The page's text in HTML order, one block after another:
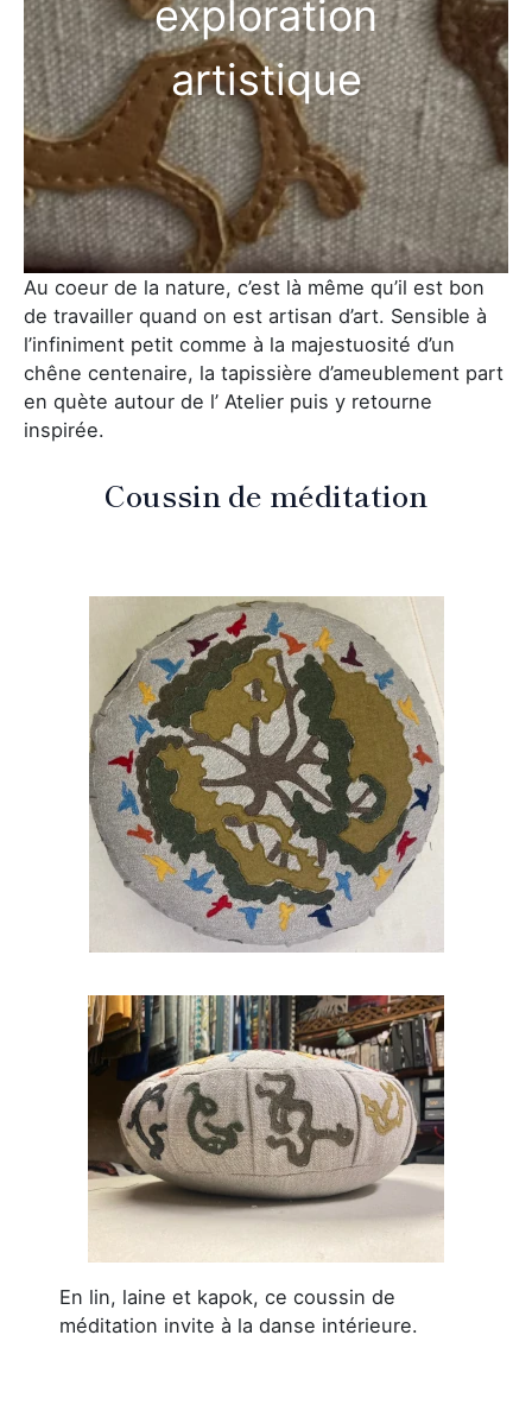
exploration
artistique
Au coeur de la nature, c’est là même qu’il est bon
de travailler quand on est artisan d’art. Sensible à
l’infiniment petit comme à la majestuosité d’un
chêne centenaire, la tapissière d’ameublement part
en quète autour de l’ Atelier puis y retourne
inspirée.
Coussin de méditation
En lin, laine et kapok, ce coussin de
méditation invite à la danse intérieure.